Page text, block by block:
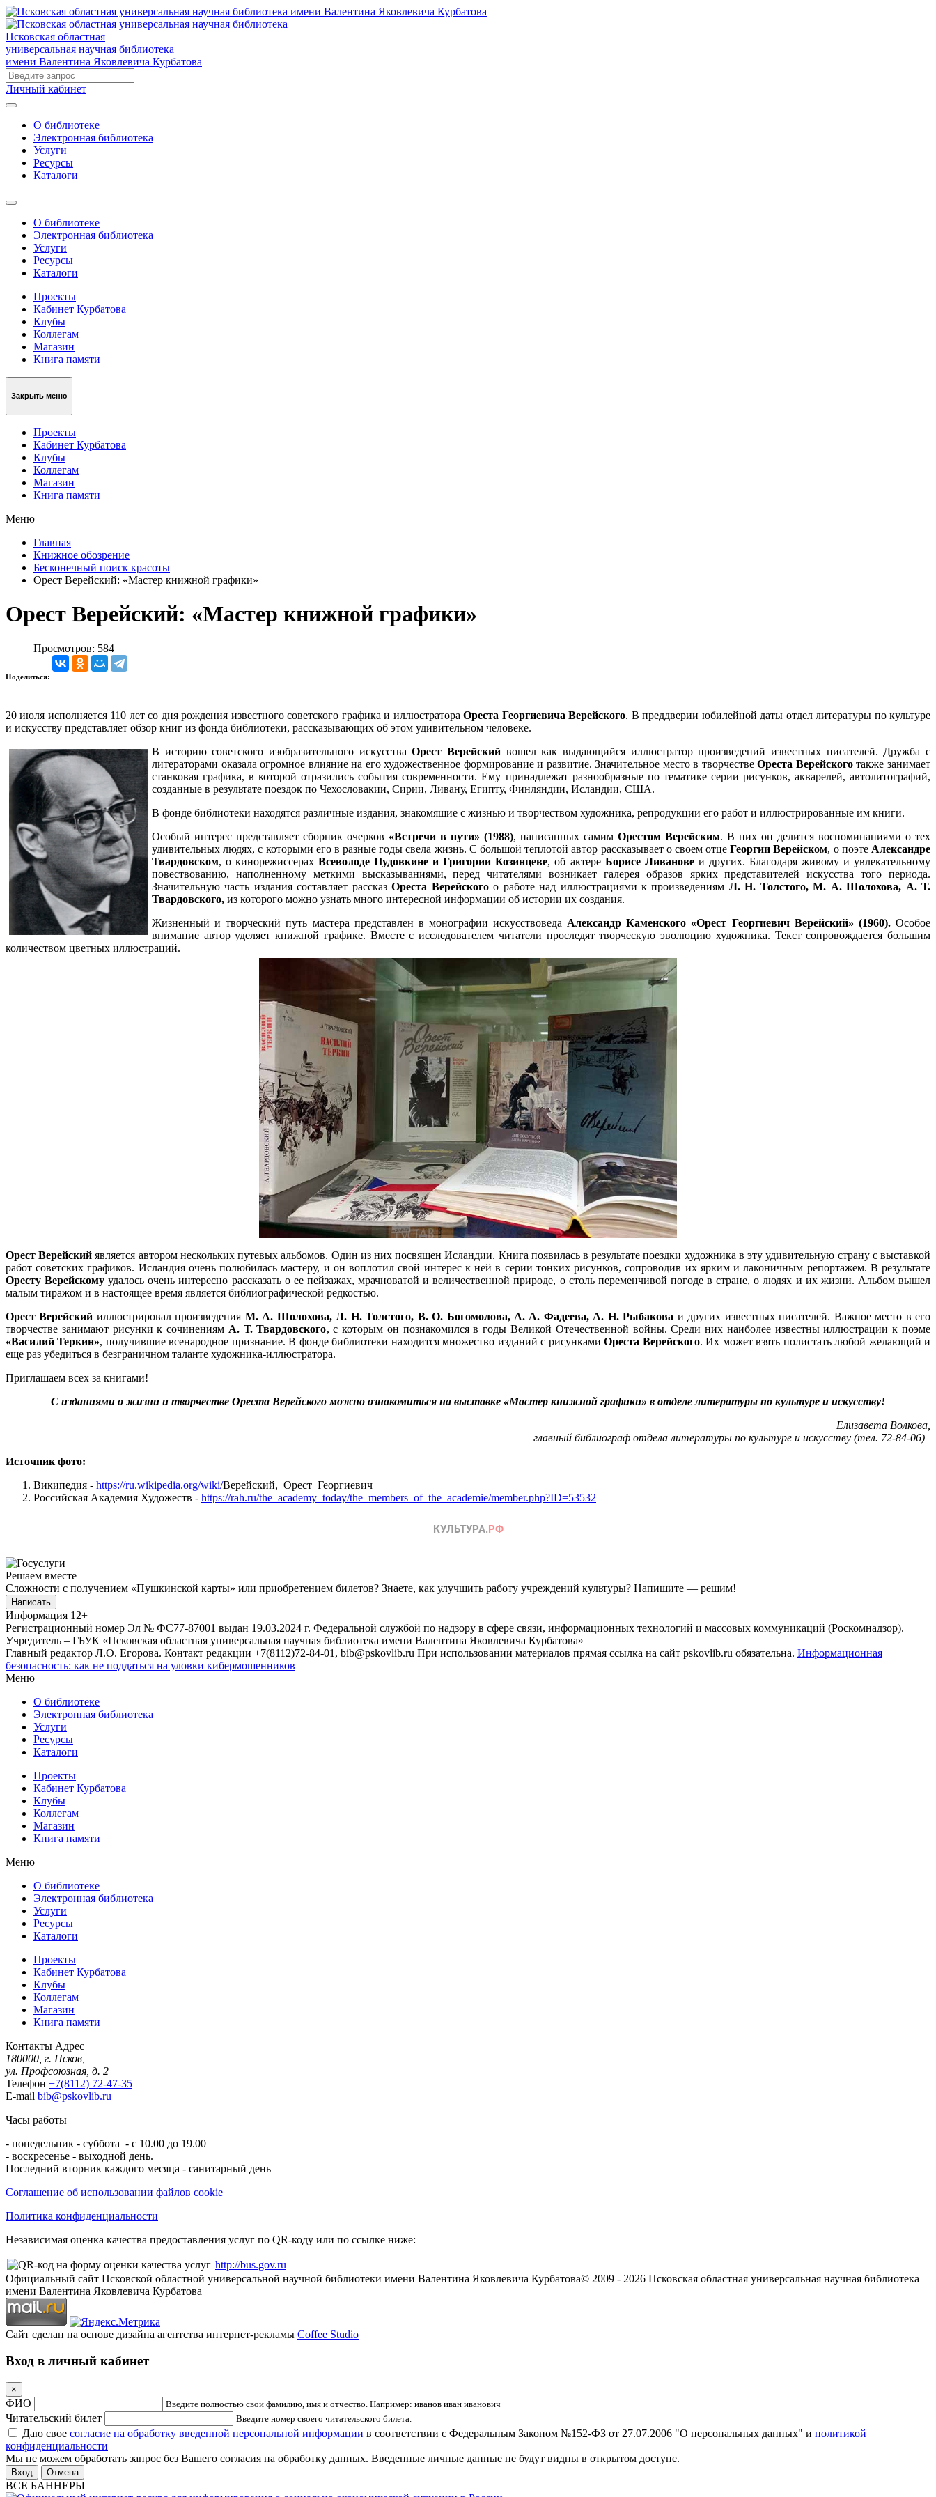
Псковская областная
универсальная научная библиотека
имени Валентина Яковлевича Курбатова
Личный кабинет
О библиотеке
Электронная библиотека
Услуги
Ресурсы
Каталоги
О библиотеке
Электронная библиотека
Услуги
Ресурсы
Каталоги
Проекты
Кабинет Курбатова
Клубы
Коллегам
Магазин
Книга памяти
Закрыть меню
Проекты
Кабинет Курбатова
Клубы
Коллегам
Магазин
Книга памяти
Меню
Главная
Книжное обозрение
Бесконечный поиск красоты
Орест Верейский: «Мастер книжной графики»
Орест Верейский: «Мастер книжной графики»
Просмотров: 584
Поделиться:
20 июля исполняется 110 лет со дня рождения известного советского графика и иллюстратораОреста Георгиевича Верейского. В преддверии юбилейной даты отдел литературы по культуре
и искусству представляет обзор книг из фонда библиотеки, рассказывающих об этом удивительном человеке.
В историю советского изобразительного искусстваОрест Верейский вошел как выдающийся иллюстратор произведений известных писателей. Дружба с
литераторами оказала огромное влияние на его художественное формирование и развитие. Значительное место в творчествеОреста Верейскоготакже занимает
станковая графика, в которой отразились события современности. Ему принадлежат разнообразные по тематике серии рисунков, акварелей, автолитографий,
созданные в результате поездок по Чехословакии, Сирии, Ливану, Египту, Финляндии, Исландии, США.
В фонде библиотеки находятся различные издания, знакомящие с жизнью и творчеством художника, репродукции его работ и иллюстрированные им книги.
Особый интерес представляет сборник очерков «Встречи в пути» (1988), написанных самим Орестом Верейским. В них он делится воспоминаниями о тех
удивительных людях, с которыми его в разные годы свела жизнь. С большой теплотой автор рассказывает о своем отцеГеоргии Верейском, о поэте Александре
Твардовском, о кинорежиссерахВсеволоде Пудовкине и Григории Козинцеве, об актере Борисе Ливановеи других. Благодаря живому и увлекательному
повествованию, наполненному меткими высказываниями, перед читателями возникает галерея образов ярких представителей искусства того периода.
Значительную часть издания составляет рассказОреста Верейскогоо работе над иллюстрациями к произведениям Л. Н. Толстого, М. А. Шолохова, А. Т.
Твардовского, из которого можно узнать много интересной информации об истории их создания.
Жизненный и творческий путь мастера представлен в монографии искусствоведа Александр Каменского «Орест Георгиевич Верейский» (1960).Особое
внимание автор уделяет книжной графике. Вместе с исследователем читатели проследят творческую эволюцию художника. Текст сопровождается большим
количеством цветных иллюстраций.
Орест Верейский является автором нескольких путевых альбомов. Один из них посвящен Исландии. Книга появилась в результате поездки художника в эту удивительную страну с выставкой
работ советских графиков. Исландия очень полюбилась мастеру, и он воплотил свой интерес к ней в серии тонких рисунков, сопроводив их ярким и лаконичным репортажем. В результате
Оресту Верейскому удалось очень интересно рассказать о ее пейзажах, мрачноватой и величественной природе, о столь переменчивой погоде в стране, о людях и их жизни. Альбом вышел
малым тиражом и в настоящее время является библиографической редкостью.
Орест Верейский иллюстрировал произведения М. А. Шолохова, Л. Н. Толстого, В. О. Богомолова, А. А. Фадеева, А. Н. Рыбакова и других известных писателей. Важное место в его
творчестве занимают рисунки к сочинениям А. Т. Твардовского, с которым он познакомился в годы Великой Отечественной войны. Среди них наиболее известны иллюстрации к поэме
«Василий Теркин», получившие всенародное признание. В фонде библиотеки находится множество изданий с рисункамиОреста Верейского. Их может взять полистать любой желающий и
еще раз убедиться в безграничном таланте художника-иллюстратора.
Приглашаем всех за книгами!
С изданиями о жизни и творчестве Ореста Верейского можно ознакомиться на выставке «Мастер книжной графики» в отделе литературы по культуре и искусству!
Елизавета Волкова,
главный библиограф отдела литературы по культуре и искусству (тел. 72-84-06)
Источник фото:
Википедия - https://ru.wikipedia.org/wiki/Верейский,_Орест_Георгиевич
Российская Академия Художеств - https://rah.ru/the_academy_today/the_members_of_the_academie/member.php?ID=53532
Решаем вместе
Сложности с получением «Пушкинской карты» или приобретением билетов? Знаете, как улучшить работу учреждений культуры? Напишите — решим!
Написать
Информация 12+
Регистрационный номер Эл № ФС77-87001 выдан 19.03.2024 г. Федеральной службой по надзору в сфере связи, информационных технологий и массовых коммуникаций (Роскомнадзор).
Учредитель – ГБУК «Псковская областная универсальная научная библиотека имени Валентина Яковлевича Курбатова»
Главный редактор Л.О. Егорова. Контакт редакции +7(8112)72-84-01, bib@pskovlib.ru При использовании материалов прямая ссылка на сайт pskovlib.ru обязательна. Информационная
безопасность: как не поддаться на уловки кибермошенников
Меню
О библиотеке
Электронная библиотека
Услуги
Ресурсы
Каталоги
Проекты
Кабинет Курбатова
Клубы
Коллегам
Магазин
Книга памяти
Меню
О библиотеке
Электронная библиотека
Услуги
Ресурсы
Каталоги
Проекты
Кабинет Курбатова
Клубы
Коллегам
Магазин
Книга памяти
Контакты Адрес
180000, г. Псков,
ул. Профсоюзная, д. 2
Телефон +7(8112) 72-47-35
E-mail bib@pskovlib.ru
Часы работы
- понедельник - суббота - с 10.00 до 19.00
- воскресенье - выходной день.
Последний вторник каждого месяца - санитарный день
Соглашение об использовании файлов cookie
Политика конфиденциальности
Независимая оценка качества предоставления услуг по QR-коду или по ссылке ниже:
http://bus.gov.ru
Официальный сайт Псковской областной универсальной научной библиотеки имени Валентина Яковлевича Курбатова© 2009 - 2026 Псковская областная универсальная научная библиотека
имени Валентина Яковлевича Курбатова
Сайт сделан на основе дизайна агентства интернет-рекламы Coffee Studio
Вход в личный кабинет
×
ФИО Введите полностью свои фамилию, имя и отчество. Например: иванов иван иванович
Читательский билет Введите номер своего читательского билета.
Даю свое согласие на обработку введенной персональной информации в соответствии с Федеральным Законом №152-ФЗ от 27.07.2006 "О персональных данных" и политикой
конфиденциальности
Мы не можем обработать запрос без Вашего согласия на обработку данных. Введенные личные данные не будут видны в открытом доступе.
Отмена
ВСЕ БАННЕРЫ